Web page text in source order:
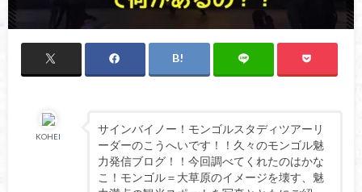
KOHEI
サインバイノー！モンゴルスタディツアーリ
ーダーのこうへいです！！久々のモンゴル魅
力発信ブログ！！今回調べてくれたのはかな
こ！モンゴル＝大草原のイメージを壊す、魅